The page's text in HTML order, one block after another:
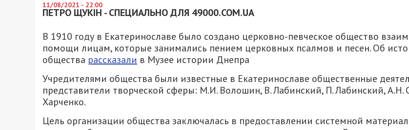
11/08/2021 - 22:00
ПЕТРО ЩУКІН - СПЕЦИАЛЬНО ДЛЯ 49000.COM.UA
В 1910 году в Екатеринославе было создано церковно-певческое общество
помощи лицам, которые занимались пением церковных псалмов и песен. Об
общества рассказали в Музее истории Днепра
Учредителями общества были известные в Екатеринославе общественные
представители творческой сферы: М.И. Волошин, В. Лабинский, П. Лабинский, А.Н.
Харченко.
Цель организации общества заключалась в предоставлении системной